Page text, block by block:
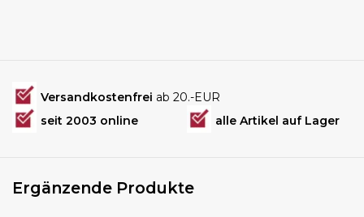
Versandkostenfrei ab 20.-EUR
seit 2003 online
alle Artikel auf Lager
Ergänzende Produkte